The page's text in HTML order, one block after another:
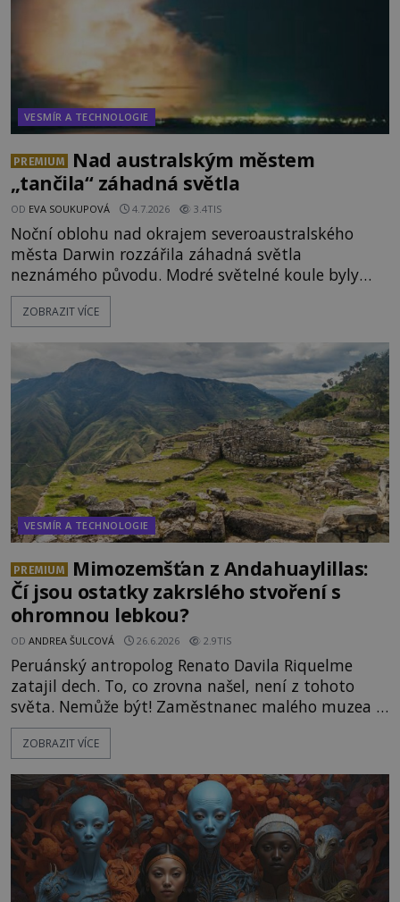
VESMÍR A TECHNOLOGIE
PREMIUM
Nad australským městem
„tančila“ záhadná světla
OD EVA SOUKUPOVÁ 4.7.2026 3.4TIS
Noční oblohu nad okrajem severoaustralského
města Darwin rozzářila záhadná světla
neznámého původu. Modré světelné koule byly
viditelné nejméně dvacet minut, během nichž se
opakovaně objevovaly a zase mizely. Svědek, který
mohlo jít o návštěvu ze světa duchů. Záhadný
záznam okamžitě rozpoutal deb
ZOBRAZIT VÍCE
VESMÍR A TECHNOLOGIE
PREMIUM
Mimozemšťan z Andahuaylillas:
Čí jsou ostatky zakrslého stvoření s
ohromnou lebkou?
OD ANDREA ŠULCOVÁ 26.6.2026 2.9TIS
Peruánský antropolog Renato Davila Riquelme
zatajil dech. To, co zrovna našel, není z tohoto
světa. Nemůže být! Zaměstnanec malého muzea v
peruánském městečku Andahuaylillas nedaleko
legendárního Cuzca pomalu sestupuje z posvátné
Právě nalezl ostatky dvou mimozemšťanů! Vědci
nad nálezem kroutí hlavou. Už na
ZOBRAZIT VÍCE